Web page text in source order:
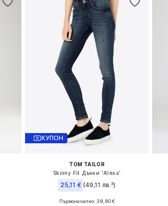
КУПОН
TOM TAILOR
Skinny Fit Дънки 'Alexa'
25,11 € (49,11 лв.³)
Предлага се в много размери
Първоначално: 39,90 €